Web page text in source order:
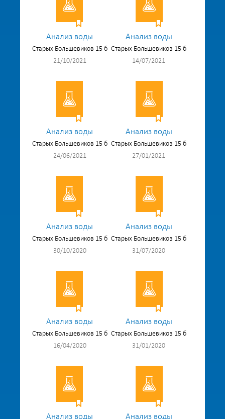
Анализ воды
Старых Большевиков 15 б
21/10/2021
Анализ воды
Старых Большевиков 15 б
14/07/2021
Анализ воды
Старых Большевиков 15 б
24/06/2021
Анализ воды
Старых Большевиков 15 б
27/01/2021
Анализ воды
Старых Большевиков 15 б
30/10/2020
Анализ воды
Старых Большевиков 15 б
31/07/2020
Анализ воды
Старых Большевиков 15 б
16/04/2020
Анализ воды
Старых Большевиков 15 б
31/01/2020
Анализ воды Анализ воды